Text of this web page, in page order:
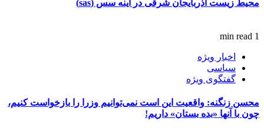
محیط زیست آذربایجان شرقی در آینه سس (sas)
1 min read
اخبار ویژه
سیاسی
گفتگوی ویژه
محسن زنگنه: واقعیت این است نمی‌توانیم وزرا را بازخواست کنیم،
چون با آنها «بده بستان» داریم!